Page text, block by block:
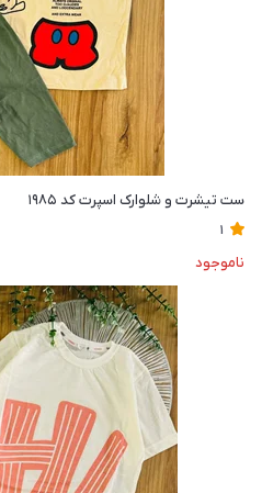
ست تیشرت و شلوارک اسپرت کد ۱۹۸۵
1
ناموجود